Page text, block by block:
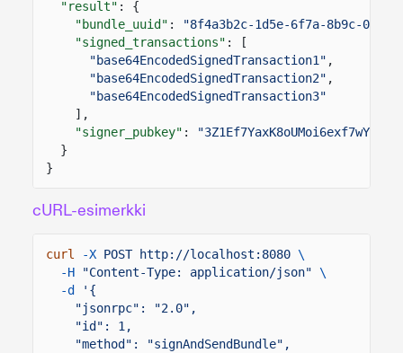
"result" : {
"bundle_uuid" :
"8f4a3b2c-1d5e-6f7a-8b9c-
"signed_transactions" : [
"base64EncodedSignedTransaction1" ,
"base64EncodedSignedTransaction2" ,
"base64EncodedSignedTransaction3"
],
"signer_pubkey" :
}
}
cURL-esimerkki
curl -X POST http://localhost:8080 \
-H
"Content-Type: application/json" \
-d
'{
"jsonrpc": "2.0",
"id": 1,
"method": "signAndSendBundle",